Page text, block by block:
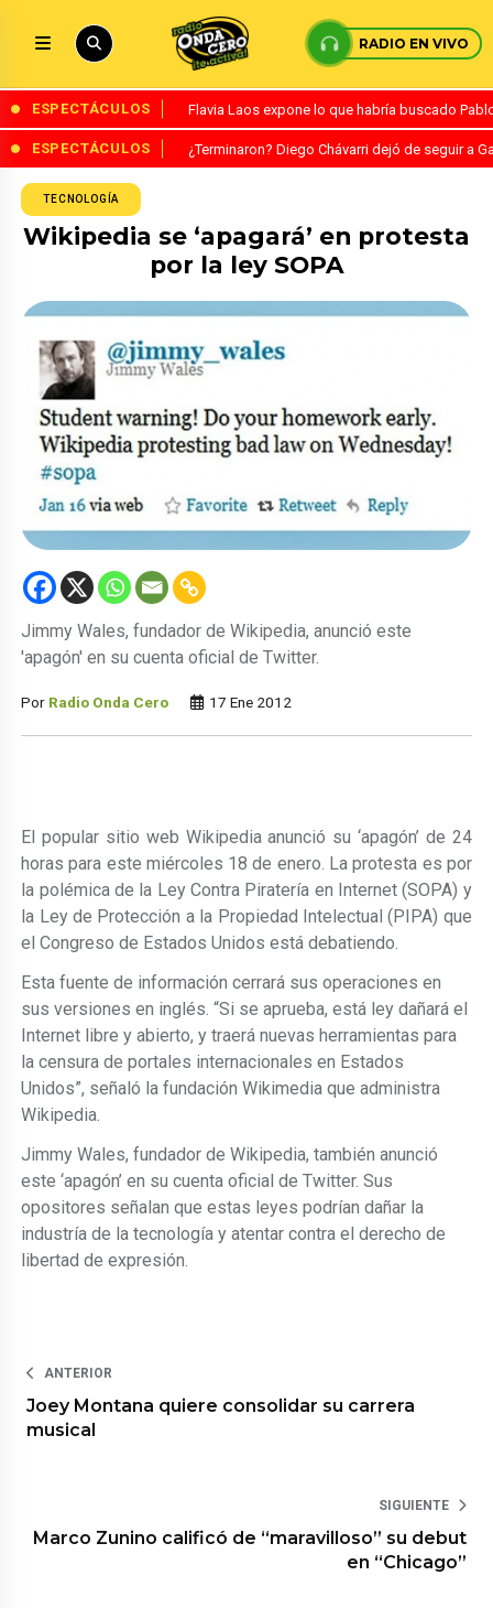
RADIO EN VIVO
ESPECTÁCULOS Flavia Laos expone lo que habría buscado
ESPECTÁCULOS ¿Terminaron? Diego Chávarri dejó de seguir a
TECNOLOGÍA
Wikipedia se ‘apagará’ en protesta
por la ley SOPA
Jimmy Wales, fundador de Wikipedia, anunció este
'apagón' en su cuenta oficial de Twitter.
Por Radio Onda Cero 17 Ene 2012
El popular sitio web Wikipedia anunció su ‘apagón’ de 24
horas para este miércoles 18 de enero. La protesta es por
la polémica de la Ley Contra Piratería en Internet (SOPA) y
la Ley de Protección a la Propiedad Intelectual (PIPA) que
el Congreso de Estados Unidos está debatiendo.
Esta fuente de información cerrará sus operaciones en
sus versiones en inglés. “Si se aprueba, está ley dañará el
Internet libre y abierto, y traerá nuevas herramientas para
la censura de portales internacionales en Estados
Unidos”, señaló la fundación Wikimedia que administra
Wikipedia.
Jimmy Wales, fundador de Wikipedia, también anunció
este ‘apagón’ en su cuenta oficial de Twitter. Sus
opositores señalan que estas leyes podrían dañar la
industría de la tecnología y atentar contra el derecho de
libertad de expresión.
ANTERIOR
Joey Montana quiere consolidar su carrera
musical
SIGUIENTE
Marco Zunino calificó de “maravilloso” su debut
en “Chicago”